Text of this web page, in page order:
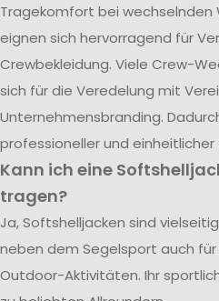
Tragekomfort bei
eignen sich hervorragend für
Crewbekleidung. Viele Crew-
sich für die Veredelung mit
Unternehmensbranding.
professioneller und
Kann ich eine
tragen?
Ja, Softshelljacken sind
neben dem Segelsport auch für
Outdoor-Aktivitäten. Ihr